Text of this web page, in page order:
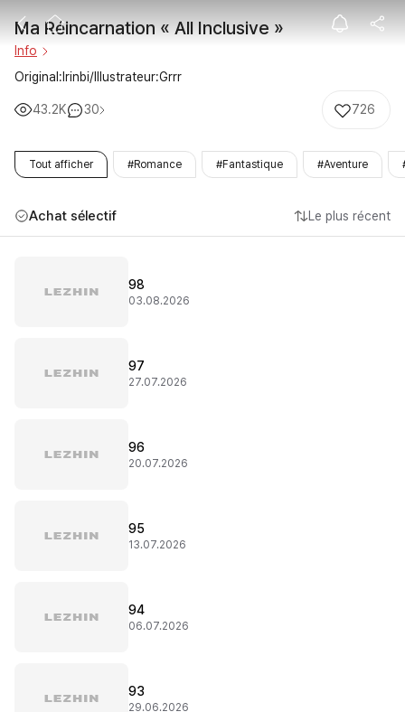
Ma
Ma Réincarnation « All Inclusive »
Info
Original:Irinbi/Illustrateur:Grrr
43.2K 30 726
Tout afficher #Romance #Fantastique #Aventure
Achat sélectif Le plus récent
98
03.08.2026
97
27.07.2026
96
20.07.2026
95
13.07.2026
94
06.07.2026
93
29.06.2026